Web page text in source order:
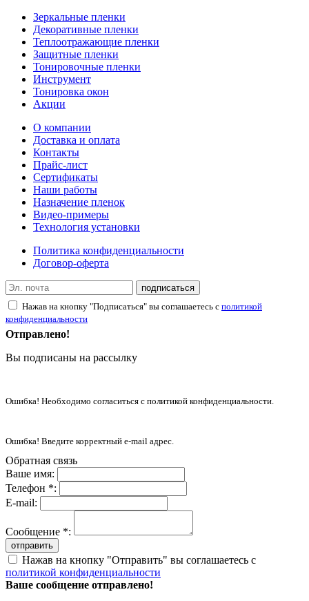
Зеркальные пленки
Декоративные пленки
Теплоотражающие пленки
Защитные пленки
Тонировочные пленки
Инструмент
Тонировка окон
Акции
О компании
Доставка и оплата
Контакты
Прайс-лист
Сертификаты
Наши работы
Назначение пленок
Видео-примеры
Технология установки
Политика конфиденциальности
Договор-оферта
подписаться
Нажав на кнопку "Подписаться" вы соглашаетесь с политикой
конфиденциальности
Отправлено!
Вы подписаны на рассылку
Ошибка! Необходимо согласиться с политикой конфиденциальности.
Ошибка! Введите корректный e-mail адрес.
Обратная связь
Ваше имя:
Телефон *:
E-mail:
Сообщение *:
отправить
Нажав на кнопку "Отправить" вы соглашаетесь с
политикой конфиденциальности
Ваше сообщение отправлено!